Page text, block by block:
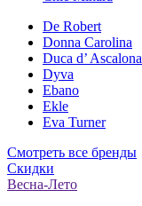
De Robert
Donna Carolina
Duca d’ Ascalona
Dyva
Ebano
Ekle
Eva Turner
Смотреть все бренды
Скидки
Весна-Лето